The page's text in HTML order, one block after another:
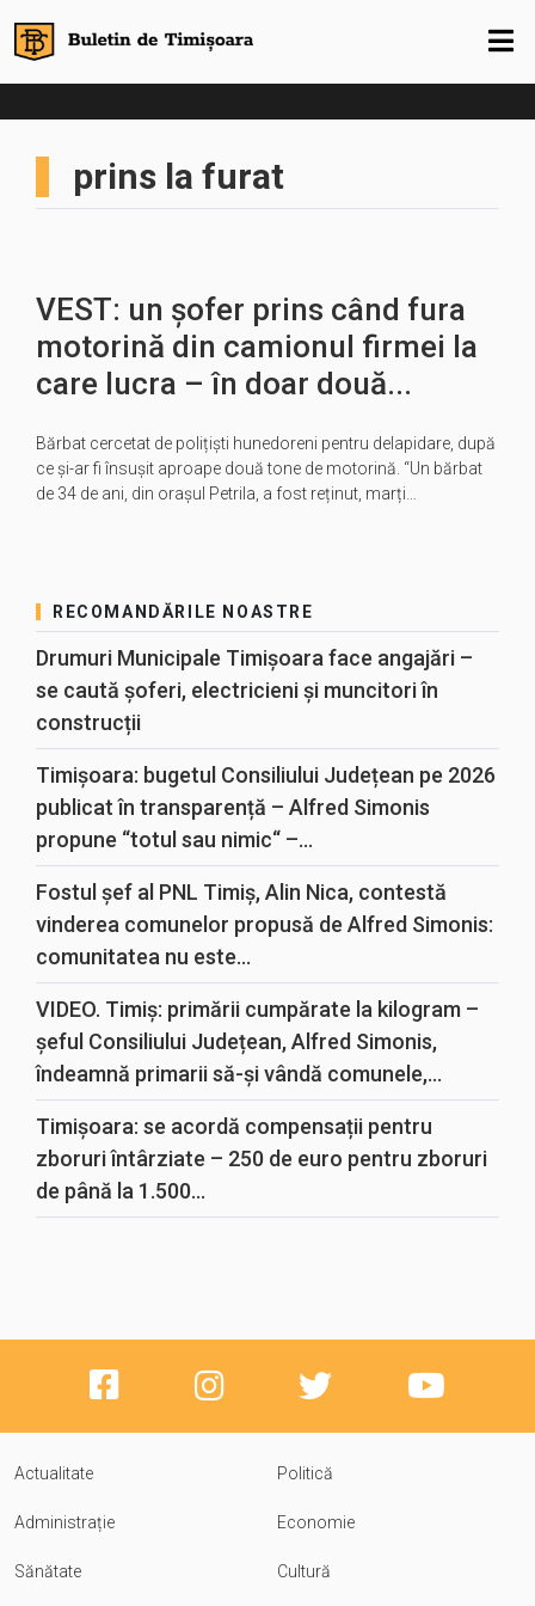
prins la furat
VEST: un șofer prins când fura
motorină din camionul firmei la
care lucra – în doar două...
Bărbat cercetat de polițiști hunedoreni pentru delapidare, după
ce și-ar fi însușit aproape două tone de motorină. “Un bărbat
de 34 de ani, din orașul Petrila, a fost reținut, marți…
RECOMANDĂRILE NOASTRE
Drumuri Municipale Timișoara face angajări –
se caută șoferi, electricieni și muncitori în
construcții
Timișoara: bugetul Consiliului Județean pe 2026
publicat în transparență – Alfred Simonis
propune “totul sau nimic“ –...
Fostul șef al PNL Timiș, Alin Nica, contestă
vinderea comunelor propusă de Alfred Simonis:
comunitatea nu este...
VIDEO. Timiș: primării cumpărate la kilogram –
șeful Consiliului Județean, Alfred Simonis,
îndeamnă primarii să-și vândă comunele,...
Timișoara: se acordă compensații pentru
zboruri întârziate – 250 de euro pentru zboruri
de până la 1.500...
Actualitate Politică
Administrație Economie
Sănătate Cultură